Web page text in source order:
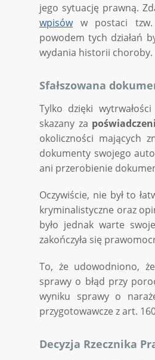
jego sytuację prawną.
wpisóww postaci tzw.
powodem tych działań
wydania historii choroby.
Sfałszowana
Tylko dzięki
skazany za
okoliczności mających
dokumenty swojego
ani przerobienie
Oczywiście, nie był to
kryminalistyczne oraz
było jednak warte
zakończyła się
To, że udowodniono,
sprawy o błąd przy
wyniku sprawy o
przygotowawcze z art.
Decyzja Rzecznika